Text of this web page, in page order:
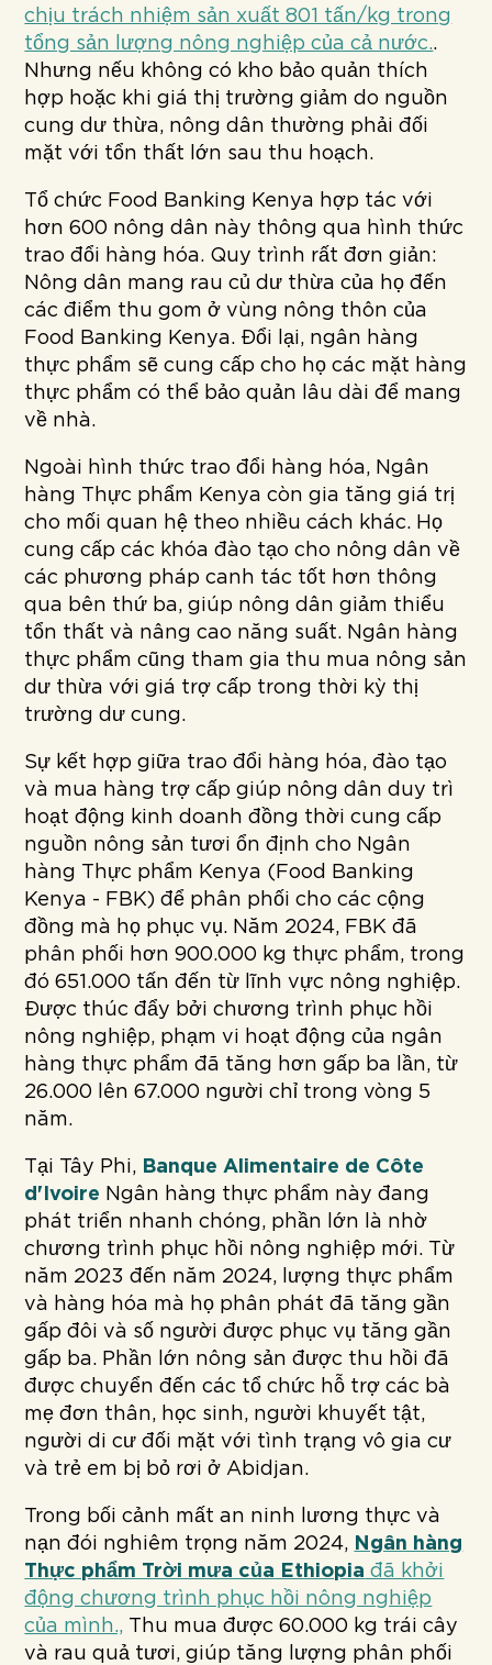
chịu trách nhiệm sản xuất 801 tấn/kg trong
tổng sản lượng nông nghiệp của cả nước..
Nhưng nếu không có kho bảo quản thích
hợp hoặc khi giá thị trường giảm do nguồn
cung dư thừa, nông dân thường phải đối
mặt với tổn thất lớn sau thu hoạch.
Tổ chức Food Banking Kenya hợp tác với
hơn 600 nông dân này thông qua hình thức
trao đổi hàng hóa. Quy trình rất đơn giản:
Nông dân mang rau củ dư thừa của họ đến
các điểm thu gom ở vùng nông thôn của
Food Banking Kenya. Đổi lại, ngân hàng
thực phẩm sẽ cung cấp cho họ các mặt hàng
thực phẩm có thể bảo quản lâu dài để mang
về nhà.
Ngoài hình thức trao đổi hàng hóa, Ngân
hàng Thực phẩm Kenya còn gia tăng giá trị
cho mối quan hệ theo nhiều cách khác. Họ
cung cấp các khóa đào tạo cho nông dân về
các phương pháp canh tác tốt hơn thông
qua bên thứ ba, giúp nông dân giảm thiểu
tổn thất và nâng cao năng suất. Ngân hàng
thực phẩm cũng tham gia thu mua nông sản
dư thừa với giá trợ cấp trong thời kỳ thị
trường dư cung.
Sự kết hợp giữa trao đổi hàng hóa, đào tạo
và mua hàng trợ cấp giúp nông dân duy trì
hoạt động kinh doanh đồng thời cung cấp
nguồn nông sản tươi ổn định cho Ngân
hàng Thực phẩm Kenya (Food Banking
Kenya - FBK) để phân phối cho các cộng
đồng mà họ phục vụ. Năm 2024, FBK đã
phân phối hơn 900.000 kg thực phẩm, trong
đó 651.000 tấn đến từ lĩnh vực nông nghiệp.
Được thúc đẩy bởi chương trình phục hồi
nông nghiệp, phạm vi hoạt động của ngân
hàng thực phẩm đã tăng hơn gấp ba lần, từ
26.000 lên 67.000 người chỉ trong vòng 5
năm.
Tại Tây Phi, Banque Alimentaire de Côte
d'Ivoire Ngân hàng thực phẩm này đang
phát triển nhanh chóng, phần lớn là nhờ
chương trình phục hồi nông nghiệp mới. Từ
năm 2023 đến năm 2024, lượng thực phẩm
và hàng hóa mà họ phân phát đã tăng gần
gấp đôi và số người được phục vụ tăng gần
gấp ba. Phần lớn nông sản được thu hồi đã
được chuyển đến các tổ chức hỗ trợ các bà
mẹ đơn thân, học sinh, người khuyết tật,
người di cư đối mặt với tình trạng vô gia cư
và trẻ em bị bỏ rơi ở Abidjan.
Trong bối cảnh mất an ninh lương thực và
nạn đói nghiêm trọng năm 2024, Ngân hàng
Thực phẩm Trời mưa của Ethiopia đã khởi
động chương trình phục hồi nông nghiệp
của mình., Thu mua được 60.000 kg trái cây
và rau quả tươi, giúp tăng lượng phân phối